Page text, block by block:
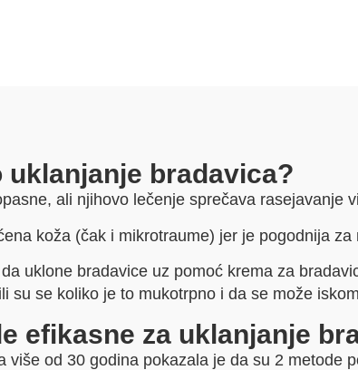
uklanjanje bradavica?
ali njihovo lečenje sprečava rasejavanje
koža (čak i mikrotraume) jer je pogodnija za
uklone bradavice uz pomoć krema za
su se koliko je to mukotrpno i da se može
efikasne za uklanjanje
više od 30 godina pokazala je da su 2 metode